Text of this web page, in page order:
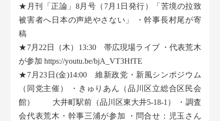
★月刊「正論」8月号（7月1日発行）「苦境の拉致
被害者へ日本の声絶やさない」 ・幹事長村尾が寄
稿
★7月22日（木）13:30 帯広現場ライブ ・代表荒木
が参加 https://youtu.be/bjA_VT3HfTE
★7月23日(金)14:00 維新政党・新風シンポジウム
（同党主催） ・きゅりあん（品川区立総合区民会
館） 大井町駅前（品川区東大井5-18-1） ・調査
会代表荒木・幹事三浦が参加 ・問合せ：児玉さん